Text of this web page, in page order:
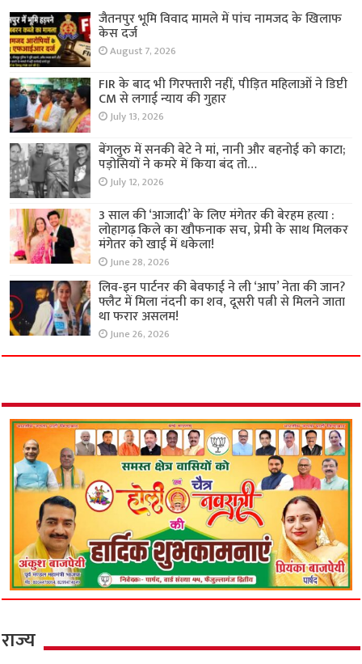
जैतनपुर भूमि विवाद मामले में पांच नामजद के खिलाफ
केस दर्ज
August 7, 2026
FIR के बाद भी गिरफ्तारी नहीं, पीड़ित महिलाओं ने डिप्टी
CM से लगाई न्याय की गुहार
July 13, 2026
बेंगलुरु में सनकी बेटे ने मां, नानी और बहनोई को काटा;
पड़ोसियों ने कमरे में किया बंद तो…
July 12, 2026
3 साल की ‘आजादी’ के लिए मंगेतर की बेरहम हत्या :
लोहागढ़ किले का खौफनाक सच, प्रेमी के साथ मिलकर
मंगेतर को खाई में धकेला!
June 28, 2026
लिव-इन पार्टनर की बेवफाई ने ली ‘आप’ नेता की जान?
फ्लैट में मिला नंदनी का शव, दूसरी पत्नी से मिलने जाता
था फरार असलम!
June 26, 2026
राज्य